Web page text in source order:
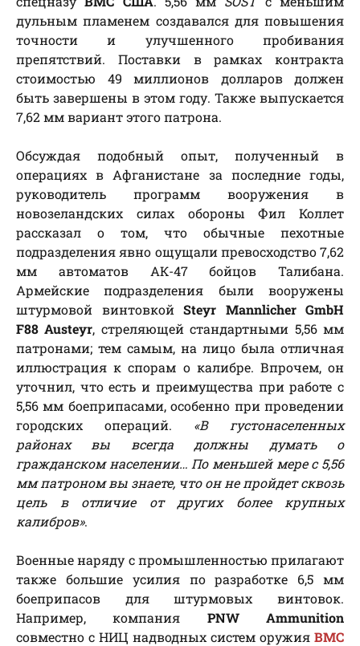
дульным пламенем создавался для повышения
точности и улучшенного пробивания
препятствий. Поставки в рамках контракта
стоимостью 49 миллионов долларов должен
быть завершены в этом году. Также выпускается
7,62 мм вариант этого патрона.
Обсуждая подобный опыт, полученный в
операциях в Афганистане за последние годы,
руководитель программ вооружения в
новозеландских силах обороны Фил Коллет
рассказал о том, что обычные пехотные
подразделения явно ощущали превосходство 7,62
мм автоматов АК-47 бойцов Талибана.
Армейские подразделения были вооружены
штурмовой винтовкой Steyr Mannlicher GmbH
F88 Austeyr, стреляющей стандартными 5,56 мм
патронами; тем самым, на лицо была отличная
иллюстрация к спорам о калибре. Впрочем, он
уточнил, что есть и преимущества при работе с
5,56 мм боеприпасами, особенно при проведении
городских операций. «В густонаселенных
районах вы всегда должны думать о
гражданском населении… По меньшей мере с 5,56
мм патроном вы знаете, что он не пройдет сквозь
цель в отличие от других более крупных
калибров».
Военные наряду с промышленностью прилагают
также большие усилия по разработке 6,5 мм
боеприпасов для штурмовых винтовок.
Например, компания PNW Ammunition
совместно с НИЦ надводных систем оружия ВМС